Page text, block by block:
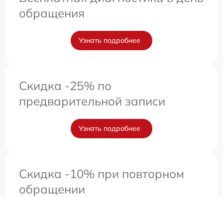
обращения
Узнать подробнее
Скидка -25% по
предварительной записи
Узнать подробнее
Скидка -10% при повторном
обращении